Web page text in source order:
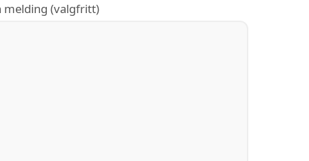
melding (valgfritt)